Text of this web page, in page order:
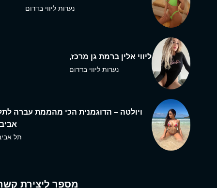
נערות ליווי בדרום
ליווי אלין ברמת גן מרכז,
נערות ליווי בדרום
ויולטה – הדוגמנית הכי מהממת עברה
תל
מספר ליצירת